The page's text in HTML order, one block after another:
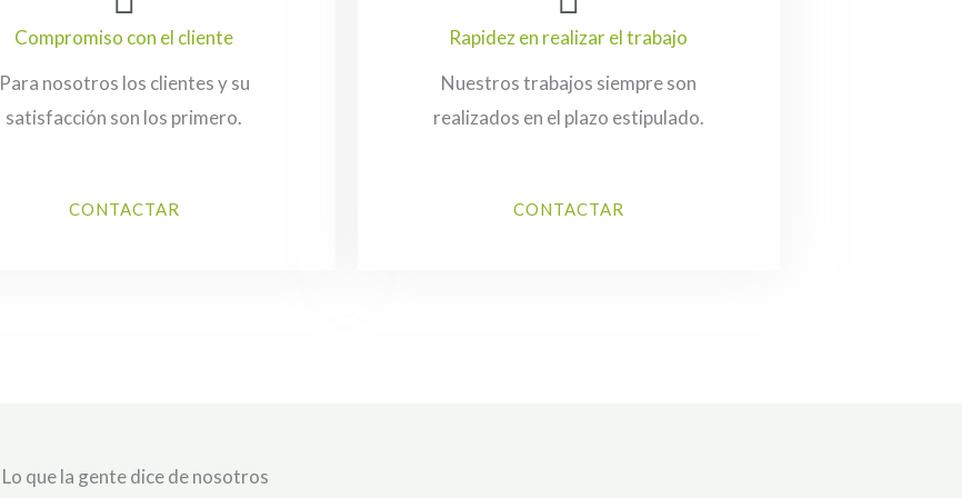
Compromiso con el cliente
Para nosotros los clientes y su
satisfacción son los primero.
CONTACTAR
Rapidez en realizar el trabajo
Nuestros trabajos siempre son
realizados en el plazo estipulado.
CONTACTAR
Lo que la gente dice de nosotros